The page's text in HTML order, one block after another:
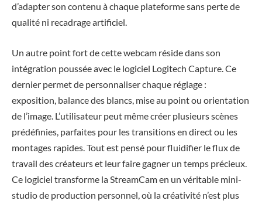
d’adapter son contenu à chaque plateforme sans perte de
qualité ni recadrage artificiel.
Un autre point fort de cette webcam réside dans son
intégration poussée avec le logiciel Logitech Capture. Ce
dernier permet de personnaliser chaque réglage :
exposition, balance des blancs, mise au point ou orientation
de l’image. L’utilisateur peut même créer plusieurs scènes
prédéfinies, parfaites pour les transitions en direct ou les
montages rapides. Tout est pensé pour fluidifier le flux de
travail des créateurs et leur faire gagner un temps précieux.
Ce logiciel transforme la StreamCam en un véritable mini-
studio de production personnel, où la créativité n’est plus